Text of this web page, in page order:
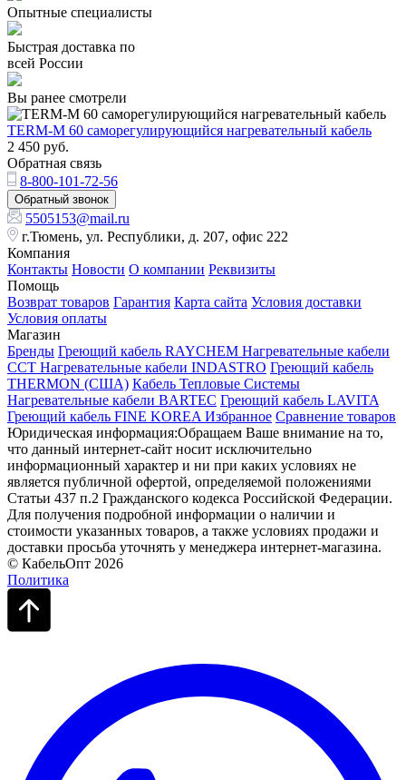
Опытные специалисты
Быстрая доставка по
всей России
Вы ранее смотрели
TERM-М 60 саморегулирующийся нагревательный кабель
2 450 руб.
Обратная связь
8-800-101-72-56
Обратный звонок
5505153@mail.ru
г.Тюмень, ул. Республики, д. 207, офис 222
Компания
Контакты Новости О компании Реквизиты
Помощь
Возврат товаров Гарантия Карта сайта Условия доставки
Условия оплаты
Магазин
Бренды Греющий кабель RAYCHEM Нагревательные кабели
ССТ Нагревательные кабели INDASTRO Греющий кабель
THERMON (США) Кабель Тепловые Системы
Нагревательные кабели BARTEC Греющий кабель LAVITA
Греющий кабель FINE KOREA Избранное Сравнение товаров
Юридическая информация:Обращаем Ваше внимание на то,
что данный интернет-сайт носит исключительно
информационный характер и ни при каких условиях не
является публичной офертой, определяемой положениями
Статьи 437 п.2 Гражданского кодекса Российской Федерации.
Для получения подробной информации о наличии и
стоимости указанных товаров, а также условиях продажи и
доставки просьба уточнять у менеджера интернет-магазина.
© КабельОпт 2026
Политика